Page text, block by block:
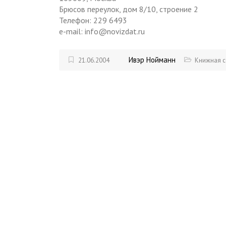
Брюсов переулок, дом 8/10, строение 2
Телефон: 229 6493
e-mail: info@novizdat.ru
21.06.2004 Ивэр Нойманн Книжная